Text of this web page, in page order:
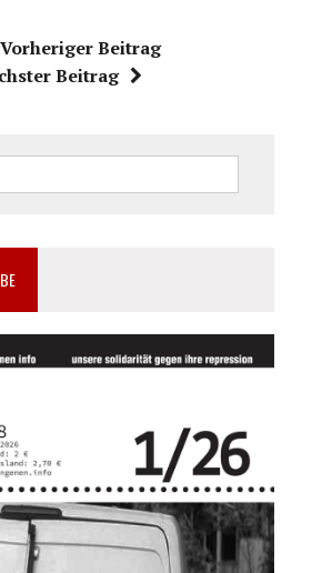
Vorheriger Beitrag
Beitrag